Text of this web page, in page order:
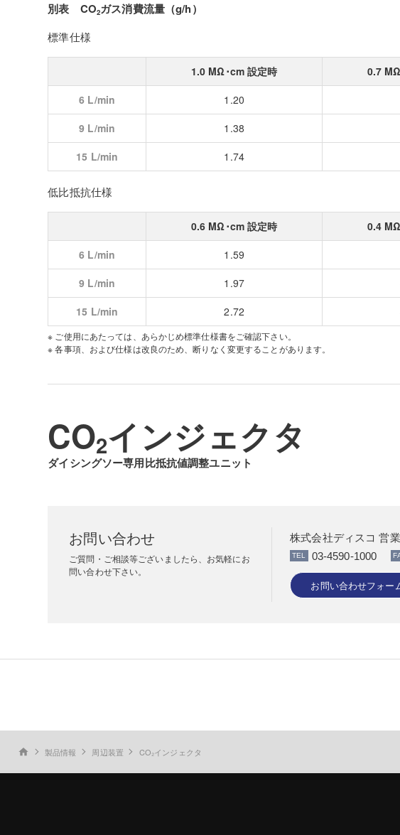
別表 CO2ガス消費流量（g/h）
標準仕様
1.0 MΩ･cm 設定時 0.7
6 L/min
1.20
9 L/min
1.38
15 L/min
1.74
低比抵抗仕様
0.6 MΩ･cm 設定時 0.4
6 L/min
1.59
9 L/min
1.97
15 L/min
2.72
※ ご使用にあたっては、あらかじめ標準仕様書をご確認下さい。
※ 各事項、および仕様は改良のため、断りなく変更することがあります。
CO2インジェクタ
ダイシングソー専用比抵抗値調整ユニット
お問い合わせ
ご質問・ご相談等ございましたら、お気軽にお
問い合わせ下さい。
株式会社ディスコ 営
03-4590-1000
お問い合わせフォー
home 製品情報 周辺装置 CO₂インジェクタ